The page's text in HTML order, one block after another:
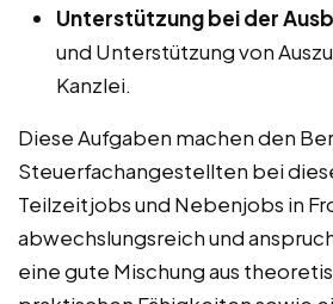
Unterstützung bei der
und Unterstützung von
Kanzlei.
Diese Aufgaben machen den
Steuerfachangestellten bei
Teilzeitjobs und Nebenjobs in
abwechslungsreich und
eine gute Mischung aus